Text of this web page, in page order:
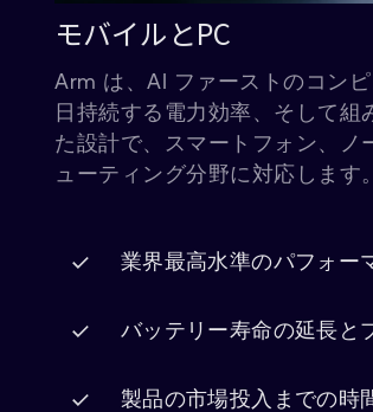
モバイルとPC
Arm は、AI ファーストのコン
日持続する電力効率、そして
た設計で、スマートフォン、ノ
ューティング分野に対応します。
業界最高水準のパフォー
バッテリー寿命の延長と
製品の市場投入までの時